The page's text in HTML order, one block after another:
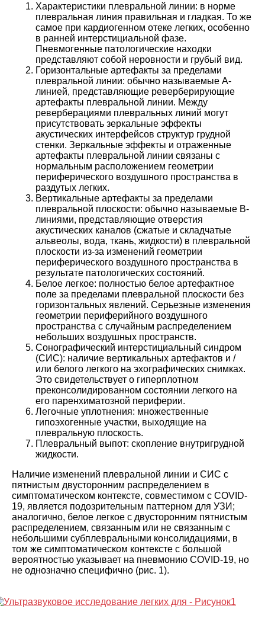
Характеристики плевральной линии: в норме
плевральная линия правильная и гладкая. То же
самое при кардиогенном отеке легких, особенно
в ранней интерстициальной фазе.
Пневмогенные патологические находки
представляют собой неровности и грубый вид.
Горизонтальные артефакты за пределами
плевральной линии: обычно называемые А-
линией, представляющие реверберирующие
артефакты плевральной линии. Между
реверберациями плевральных линий могут
присутствовать зеркальные эффекты
акустических интерфейсов структур грудной
стенки. Зеркальные эффекты и отраженные
артефакты плевральной линии связаны с
нормальным расположением геометрии
периферического воздушного пространства в
раздутых легких.
Вертикальные артефакты за пределами
плевральной плоскости: обычно называемые B-
линиями, представляющие отверстия
акустических каналов (сжатые и складчатые
альвеолы, вода, ткань, жидкости) в плевральной
плоскости из-за изменений геометрии
периферического воздушного пространства в
результате патологических состояний.
Белое легкое: полностью белое артефактное
поле за пределами плевральной плоскости без
горизонтальных явлений. Серьезные изменения
геометрии периферийного воздушного
пространства с случайным распределением
небольших воздушных пространств.
Сонографический интерстициальный синдром
(СИС): наличие вертикальных артефактов и /
или белого легкого на эхографических снимках.
Это свидетельствует о гиперплотном
преконсолидированном состоянии легкого на
его паренхиматозной периферии.
Легочные уплотнения: множественные
гипоэхогенные участки, выходящие на
плевральную плоскость.
Плевральный выпот: скопление внутригрудной
жидкости.
Наличие изменений плевральной линии и СИС с
пятнистым двусторонним распределением в
симптоматическом контексте, совместимом с COVID-
19, является подозрительным паттерном для УЗИ;
аналогично, белое легкое с двусторонним пятнистым
распределением, связанным или не связанным с
небольшими субплевральными консолидациями, в
том же симптоматическом контексте с большой
вероятностью указывает на пневмонию COVID-19, но
не однозначно специфично (рис. 1).